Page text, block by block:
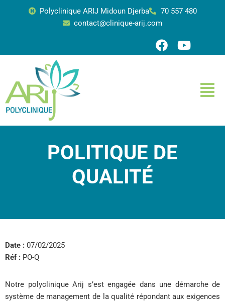
Polyclinique ARIJ Midoun Djerba
70 557 480
contact@clinique-arij.com
POLITIQUE DE
QUALITÉ
Date : 07/02/2025
Réf : PO-Q
Notre polyclinique Arij s’est engagée dans une démarche de
système de management de la qualité répondant aux exigences